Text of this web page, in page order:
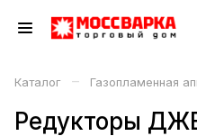
Каталог – Газопламенная
Редукторы